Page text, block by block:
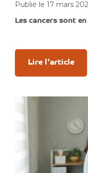
Publié le 17 mars
Les cancers sont en
Lire l'article